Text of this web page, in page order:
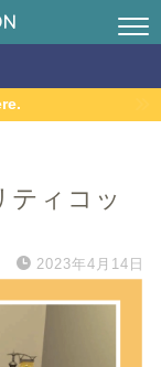
ティコッ
2023年4月14日